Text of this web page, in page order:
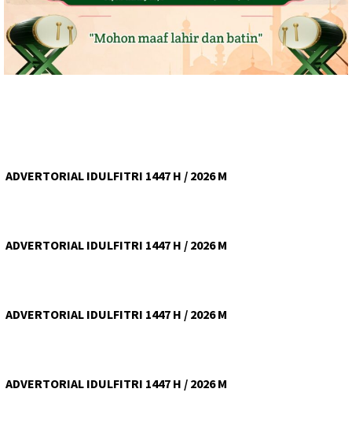
ADVERTORIAL IDULFITRI 1447 H / 2026 M
ADVERTORIAL IDULFITRI 1447 H / 2026 M
ADVERTORIAL IDULFITRI 1447 H / 2026 M
ADVERTORIAL IDULFITRI 1447 H / 2026 M